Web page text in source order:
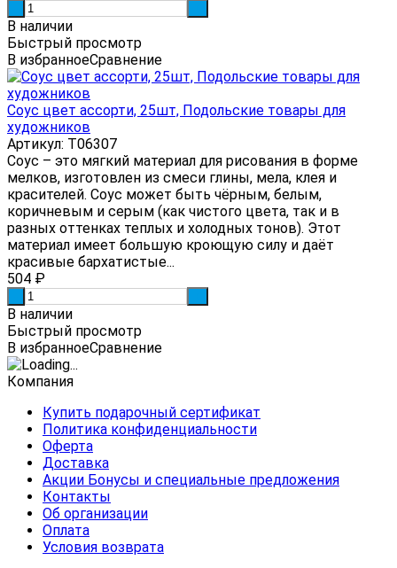
В наличии
Быстрый просмотр
В избранноеСравнение
Соус цвет ассорти, 25шт, Подольские товары для
художников
Артикул: Т06307
Соус – это мягкий материал для рисования в форме
мелков, изготовлен из смеси глины, мела, клея и
красителей. Соус может быть чёрным, белым,
коричневым и серым (как чистого цвета, так и в
разных оттенках теплых и холодных тонов). Этот
материал имеет большую кроющую силу и даёт
красивые бархатистые...
504 ₽
В наличии
Быстрый просмотр
В избранноеСравнение
Компания
Купить подарочный сертификат
Политика конфиденциальности
Оферта
Доставка
Акции Бонусы и специальные предложения
Контакты
Об организации
Оплата
Условия возврата